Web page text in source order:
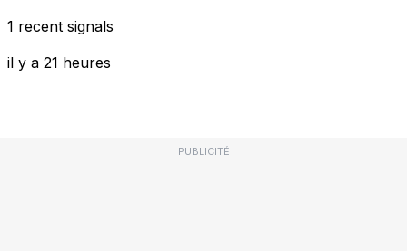
1 recent signals
il y a 21 heures
PUBLICITÉ